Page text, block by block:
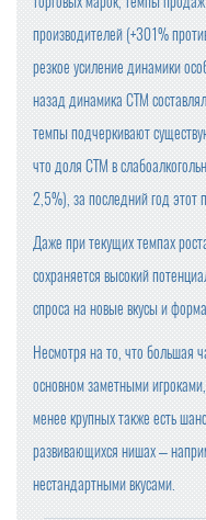
производителей (+301%
резкое усиление динамики
назад динамика СТМ
темпы подчеркивают
что доля СТМ в
2,5%), за последний год этот
Даже при текущих темпах
сохраняется высокий
спроса на новые вкусы и
Несмотря на то, что большая
основном заметными
менее крупных также есть
развивающихся нишах –
нестандартными вкусами.